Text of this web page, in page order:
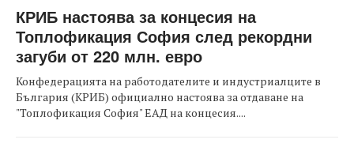
КРИБ настоява за концесия на
Топлофикация София след рекордни
загуби от 220 млн. евро
Конфедерацията на работодателите и индустриалците в
България (КРИБ) официално настоява за отдаване на
"Топлофикация София" ЕАД на концесия....